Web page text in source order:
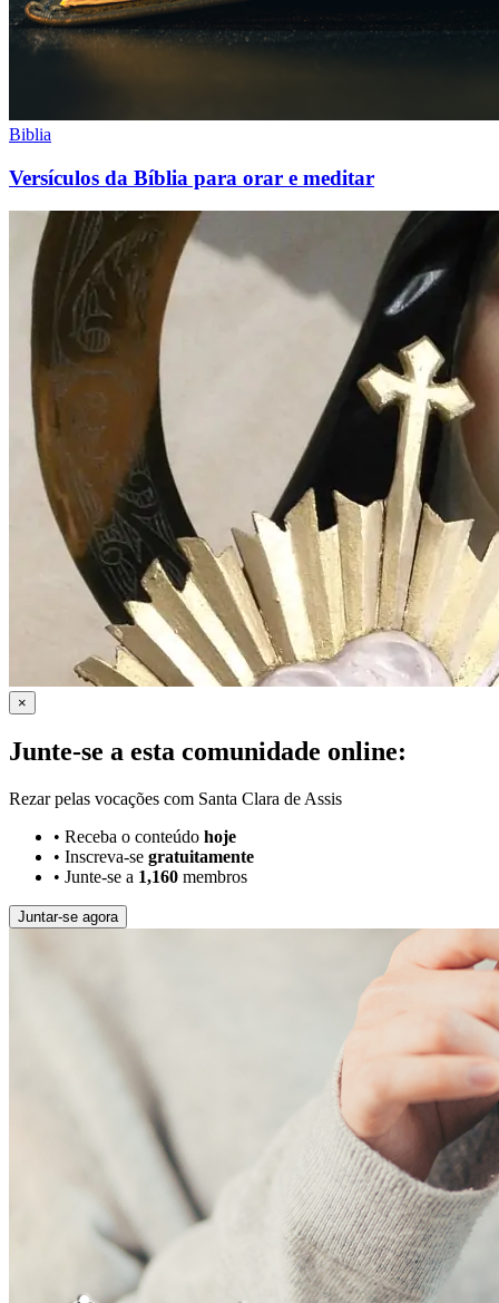
Biblia
Versículos da Bíblia para orar e meditar
×
Junte-se a esta comunidade online:
Rezar pelas vocações com Santa Clara de Assis
• Receba o conteúdo hoje
• Inscreva-se gratuitamente
• Junte-se a 1,160 membros
Juntar-se agora